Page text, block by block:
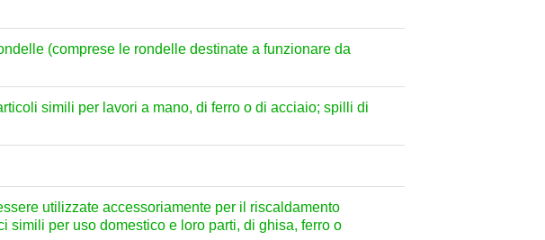
(comprese le rondelle destinate a funzionare da
simili per lavori a mano, di ferro o di acciaio; spilli di
utilizzate accessoriamente per il riscaldamento
simili per uso domestico e loro parti, di ghisa, ferro o